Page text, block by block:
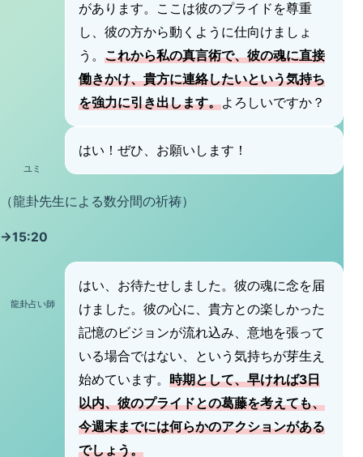
があります。ここは彼のプライドを尊重
し、彼の方から動くように仕向けましょ
う。これから私の真言術で、彼の魂に直接
働きかけ、貴方に連絡したいという気持ち
を強力に引き出します。よろしいですか？
ユミ
はい！ぜひ、お願いします！
（龍卦先生による数分間の祈祷）
→15:20
龍卦占い師
はい、お待たせしました。彼の魂に念を届
けました。彼の心に、貴方との楽しかった
記憶のビジョンが流れ込み、意地を張って
いる場合ではない、という気持ちが芽生え
始めています。時期として、早ければ3日
以内、彼のプライドとの葛藤を考えても、
今週末までには何らかのアクションがある
でしょう。